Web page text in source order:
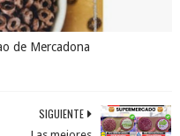
de Mercadona
SIGUIENTE